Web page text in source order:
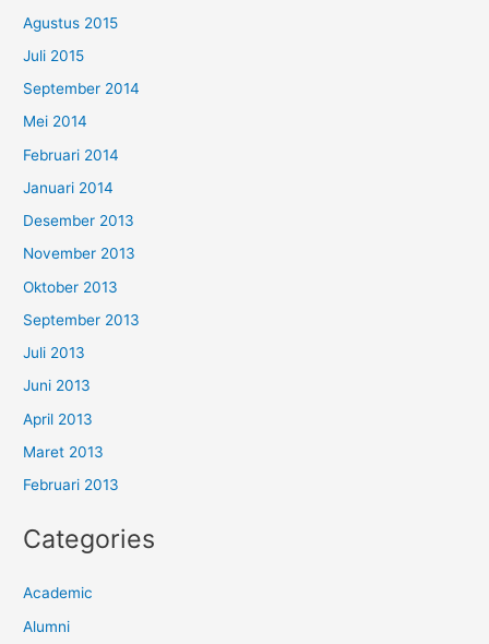
Agustus 2015
Juli 2015
September 2014
Mei 2014
Februari 2014
Januari 2014
Desember 2013
November 2013
Oktober 2013
September 2013
Juli 2013
Juni 2013
April 2013
Maret 2013
Februari 2013
Categories
Academic
Alumni